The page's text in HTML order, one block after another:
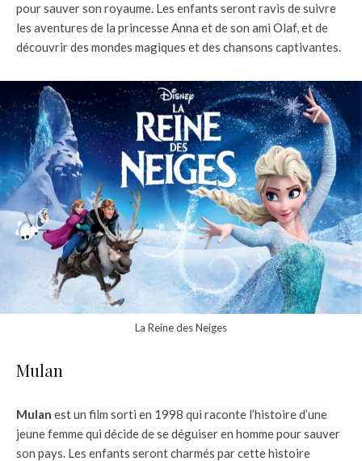
pour sauver son royaume. Les enfants seront ravis de suivre
les aventures de la princesse Anna et de son ami Olaf, et de
découvrir des mondes magiques et des chansons captivantes.
La Reine des Neiges
Mulan
Mulan est un film sorti en 1998 qui raconte l’histoire d’une
jeune femme qui décide de se déguiser en homme pour sauver
son pays. Les enfants seront charmés par cette histoire